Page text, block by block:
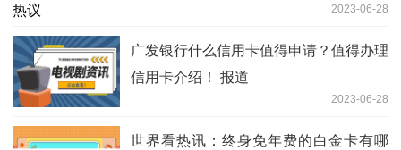
2023-06-28
广发银行什么信用卡值得申请？值得办理
信用卡介绍！ 报道
2023-06-28
世界看热讯：终身免年费的白金卡有哪